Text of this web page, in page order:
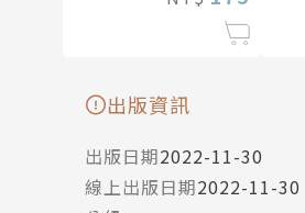
出版資訊
出版日期2022-11-30
線上出版日期2022-11-30